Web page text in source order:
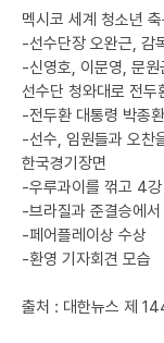
멕시코 세계 청소년 축
-선수단장 오완근, 감
-신영호, 이문영, 문
선수단 청와대로 전두
-전두환 대통령 박종
-선수, 임원들과 오찬
한국경기장면
-우루과이를 꺾고 4강
-브라질과 준결승에
-페어플레이상 수상
-환영 기자회견 모습
출처 : 대한뉴스 제